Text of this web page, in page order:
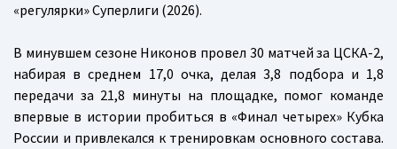
«регулярки» Суперлиги (2026).
В минувшем сезоне Никонов провел 30 матчей за ЦСКА-2,
набирая в среднем 17,0 очка, делая 3,8 подбора и 1,8
передачи за 21,8 минуты на площадке, помог команде
впервые в истории пробиться в «Финал четырех» Кубка
России и привлекался к тренировкам основного состава.